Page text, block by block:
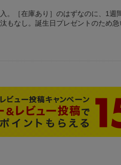
。［在庫あり］のはずなのに、1
もなし。誕生日プレゼントのため